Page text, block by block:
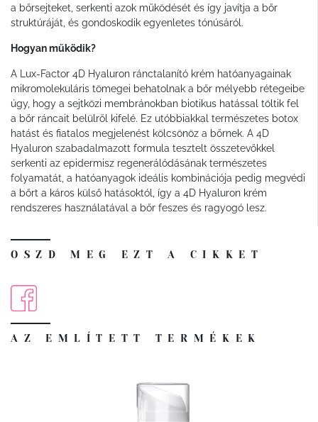
a bőrsejteket, serkenti azok működését és így javítja a bőr
struktúráját, és gondoskodik egyenletes tónúsáról.
Hogyan működik?
A Lux-Factor 4D Hyaluron ránctalanító krém hatóanyagainak
mikromolekuláris tömegei behatolnak a bőr mélyebb rétegeibe
úgy, hogy a sejtközi membránokban biotikus hatással töltik fel
a bőr ráncait belülről kifelé. Ez utóbbiakkal természetes botox
hatást és fiatalos megjelenést kölcsönöz a bőrnek. A 4D
Hyaluron szabadalmazott formula tesztelt összetevőkkel
serkenti az epidermisz regenerálódásának természetes
folyamatát, a hatóanyagok ideális kombinációja pedig megvédi
a bőrt a káros külső hatásoktól, így a 4D Hyaluron krém
rendszeres használatával a bőr feszes és ragyogó lesz.
OSZD MEG EZT A CIKKET
AZ EMLÍTETT TERMÉKEK